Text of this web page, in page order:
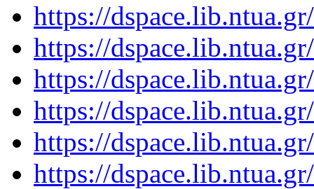
https://
https://
https://
https://
https://
https://